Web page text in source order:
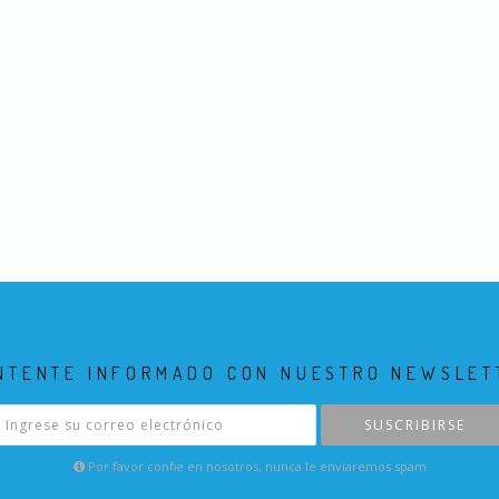
INFORMADO CON NUESTRO
SUSCRIBIRSE
Por favor confie en nosotros, nunca le enviaremos spam